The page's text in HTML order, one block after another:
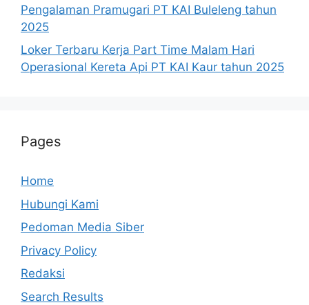
Pengalaman Pramugari PT KAI Buleleng tahun
2025
Loker Terbaru Kerja Part Time Malam Hari
Operasional Kereta Api PT KAI Kaur tahun 2025
Pages
Home
Hubungi Kami
Pedoman Media Siber
Privacy Policy
Redaksi
Search Results